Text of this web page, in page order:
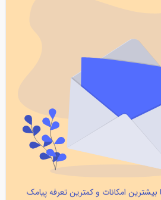
امکانات و کمترین تعرفه پیامک